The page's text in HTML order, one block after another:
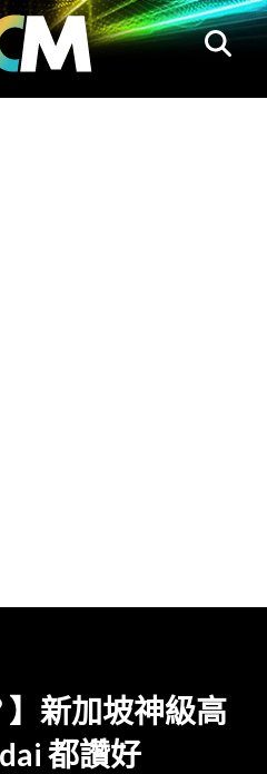
】新加坡神級高
都讚好